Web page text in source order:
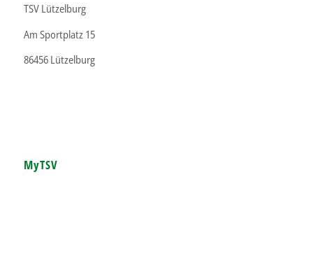
TSV Lützelburg
Am Sportplatz 15
86456 Lützelburg
MyTSV